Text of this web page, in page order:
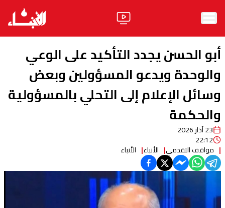
الأخبار
آراء
فيديو
مواقف
وليد جنبلاطالحزب
أبو الحسن يجدد التأكيد على الوعي
والوحدة ويدعو المسؤولين وبعض
وسائل الإعلام إلى التحلي بالمسؤولية
والحكمة
23 آذار 2026
22:12
مواقف التقدمي الأنباء الأنباء